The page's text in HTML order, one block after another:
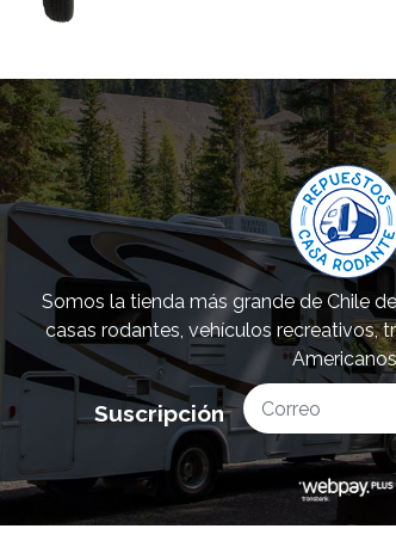
Somos la tienda más grande de Chile
casas rodantes, vehículos recreativos,
Suscripción